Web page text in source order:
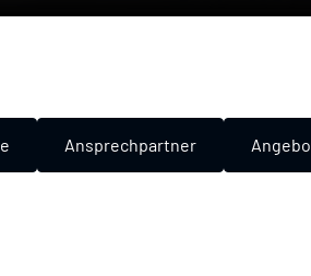
Ansprechpartner